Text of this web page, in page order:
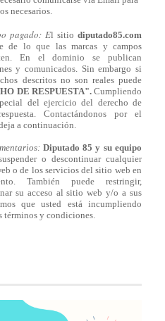
necesarios.
pagado: El sitio diputado85.com
de lo que las marcas y campos
En el dominio se publican
y comunicados. Sin embargo si
descritos no son reales puede
DE RESPUESTA".Cumpliendo
del ejercicio del derecho de
Contactándonos por el
a continuación.
Diputado 85 y su equipo
o descontinuar cualquier
o de los servicios del sitio web en
También puede restringir,
su acceso al sitio web y/o a sus
que usted está incumpliendo
términos y condiciones.